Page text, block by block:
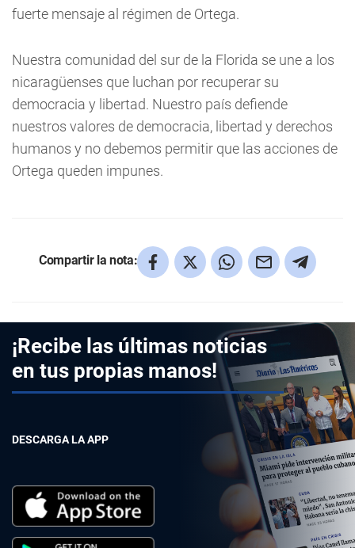
fuerte mensaje al régimen de Ortega.
Nuestra comunidad del sur de la Florida se une a los
nicaragüenses que luchan por recuperar su
democracia y libertad. Nuestro país defiende
nuestros valores de democracia, libertad y derechos
humanos y no debemos permitir que las acciones de
Ortega queden impunes.
Compartir la nota:
¡Recibe las últimas noticias
en tus propias manos!
DESCARGA LA APP